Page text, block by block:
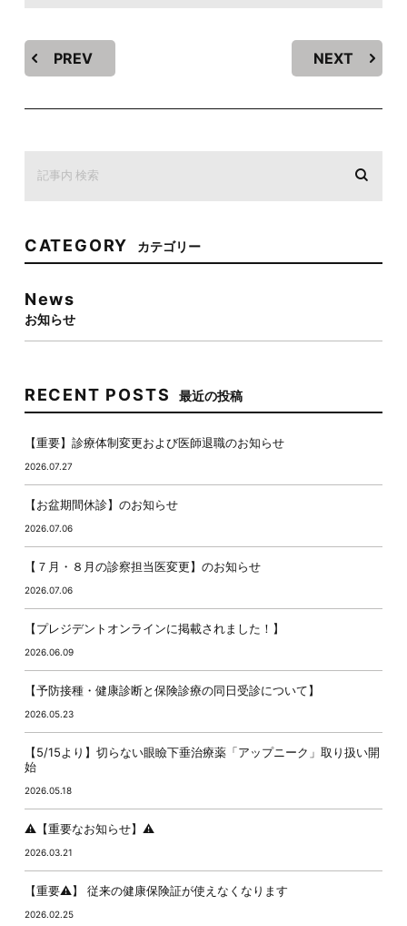
PREV NEXT
CATEGORY カテゴリー
News
お知らせ
RECENT POSTS 最近の投稿
【重要】診療体制変更および医師退職のお知らせ
2026.07.27
【お盆期間休診】のお知らせ
2026.07.06
【７月・８月の診察担当医変更】のお知らせ
2026.07.06
【プレジデントオンラインに掲載されました！】
2026.06.09
【予防接種・健康診断と保険診療の同日受診について】
2026.05.23
【5/15より】切らない眼瞼下垂治療薬「アップニーク」取り扱い開
始
2026.05.18
⚠️【重要なお知らせ】⚠️
2026.03.21
【重要⚠️】 従来の健康保険証が使えなくなります
2026.02.25